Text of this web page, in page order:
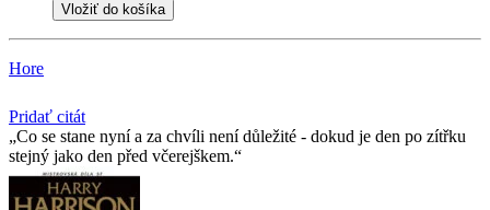
Vložiť do košíka
Hore
Pridať citát
Co se stane nyní a za chvíli není důležité - dokud je den po zítřku
stejný jako den před včerejškem.